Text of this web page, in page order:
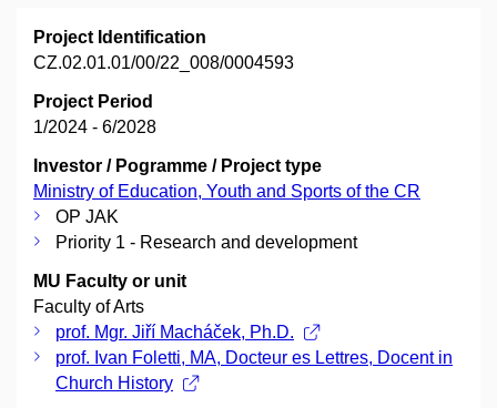
Project Identification
CZ.02.01.01/00/22_008/0004593
Project Period
1/2024 - 6/2028
Investor / Pogramme / Project type
Ministry of Education, Youth and Sports of the CR
OP JAK
Priority 1 - Research and development
MU Faculty or unit
Faculty of Arts
prof. Mgr. Jiří Macháček, Ph.D.
prof. Ivan Foletti, MA, Docteur es Lettres, Docent in
Church History